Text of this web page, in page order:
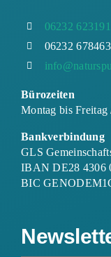
06232
06232
Bürozeiten
Montag bis Freitag
Bankverbindung
GLS
IBAN DE28 4306
BIC